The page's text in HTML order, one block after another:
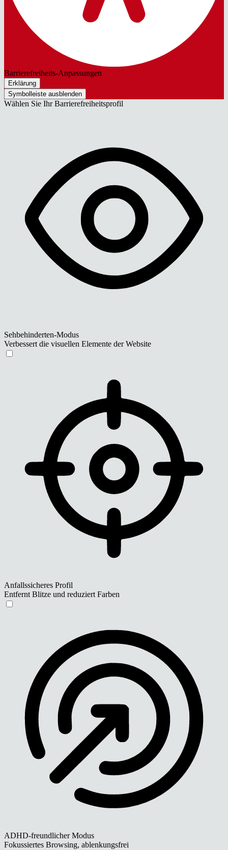
Barrierefreiheits-Anpassungen
Erklärung
Symbolleiste ausblenden
Wählen Sie Ihr Barrierefreiheitsprofil
Sehbehinderten-Modus
Verbessert die visuellen Elemente der Website
Anfallssicheres Profil
Entfernt Blitze und reduziert Farben
ADHD-freundlicher Modus
Fokussiertes Browsing, ablenkungsfrei